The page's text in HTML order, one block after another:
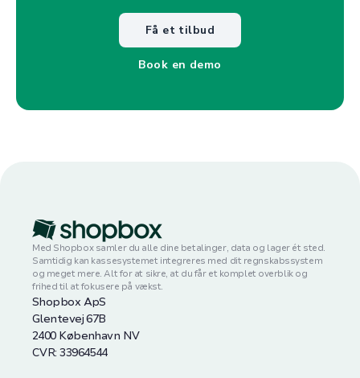
Få et tilbud
Book en demo
Med Shopbox samler du alle dine betalinger, data og lager ét sted.
Samtidig kan kassesystemet integreres med dit regnskabssystem
og meget mere. Alt for at sikre, at du får et komplet overblik og
frihed til at fokusere på vækst.
Shopbox ApS
Glentevej 67B
2400 København NV
CVR: 33964544